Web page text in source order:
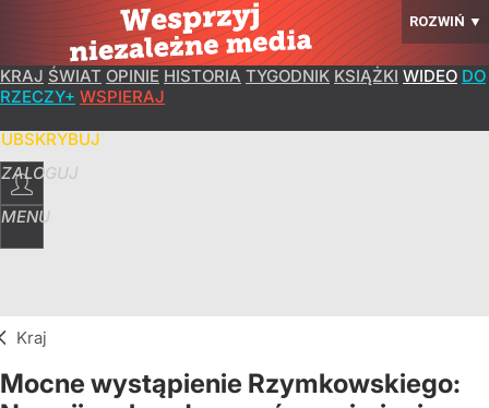
ROZWIŃ ▼
KRAJ ŚWIAT OPINIE HISTORIA TYGODNIK KSIĄŻKI WIDEO DO
RZECZY+ WSPIERAJ
ZALOGUJ
MENU
Kraj
Mocne wystąpienie Rzymkowskiego: